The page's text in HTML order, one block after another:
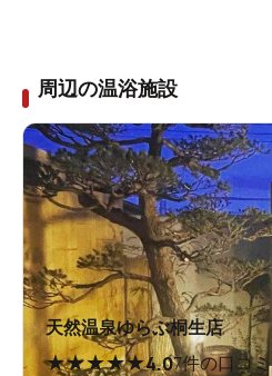
周辺の温浴施設
天然温泉ゆらぶ桐生店
★★★★★4.07件の口コミ